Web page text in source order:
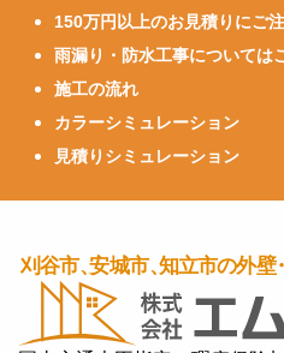
150万円以上のお見積りにご
雨漏り・防水工事については
施工の流れ
カラーシミュレーション
見積りシミュレーション